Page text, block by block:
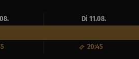
Di 11.08.
20:45